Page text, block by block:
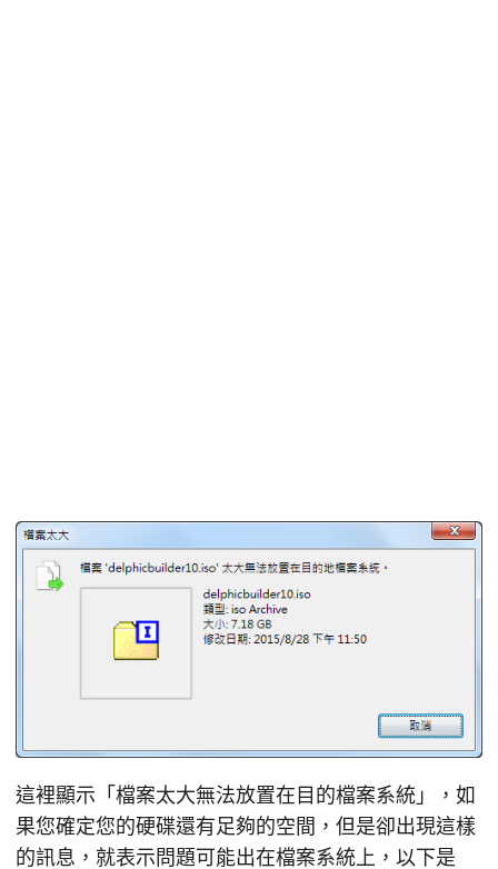
這裡顯示「檔案太大無法放置在目的檔案系統」，如
果您確定您的硬碟還有足夠的空間，但是卻出現這樣
的訊息，就表示問題可能出在檔案系統上，以下是